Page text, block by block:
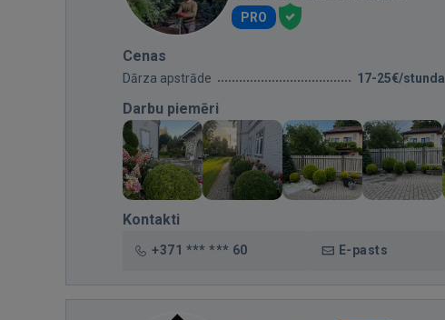
PRO
Cenas
Dārza apstrāde 17-25€/stunda
Darbu piemēri
Kontakti
+371 *** *** 60 E-pasts